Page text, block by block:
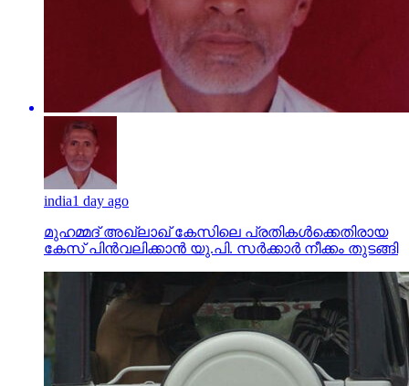
india1 day ago
മുഹമ്മദ് അഖ്‌ലാഖ് കേസിലെ പ്രതികള്‍ക്കെതിരായ
കേസ് പിന്‍വലിക്കാന്‍ യു.പി. സര്‍ക്കാര്‍ നീക്കം തുടങ്ങി